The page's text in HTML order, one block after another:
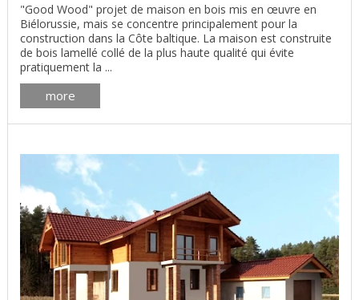
"Good Wood" projet de maison en bois mis en œuvre en
Biélorussie, mais se concentre principalement pour la
construction dans la Côte baltique. La maison est construite
de bois lamellé collé de la plus haute qualité qui évite
pratiquement la ...
more